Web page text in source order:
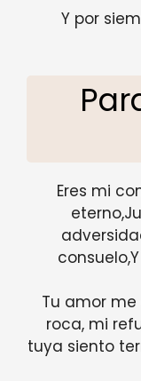
Y por
Eres mi
Tu amor me
roca, mi
tuya siento